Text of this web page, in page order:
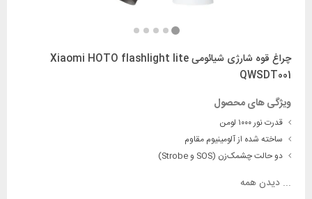
چراغ قوه شارژی شیائومی Xiaomi HOTO flashlight lite
QWSDT001
ویژگی های محصول
قدرت نور ۱۰۰۰ لومن
ساخته شده از آلومینیوم مقاوم
دو حالت چشمک‌زن (SOS و Strobe)
... دیدن همه